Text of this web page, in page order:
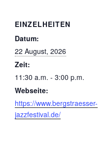
EINZELHEITEN
Datum:
22 August, 2026
Zeit:
11:30 a.m. - 3:00 p.m.
Webseite:
https://www.bergstraesser-
jazzfestival.de/